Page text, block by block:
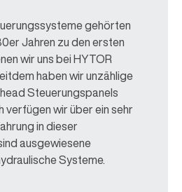
gehörten
Jahren zu den ersten
wir uns bei HYTOR
haben wir unzählige
Steuerungspanels
verfügen wir über ein sehr
in dieser
ausgewiesene
Systeme.